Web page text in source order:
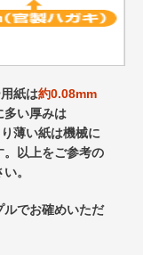
紙は約0.08mm
多い厚みは
薄い紙は機械に
。以上をご参考の
。
でお確めいただ